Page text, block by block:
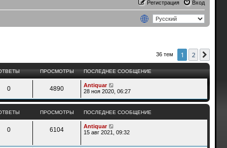
Вход
Регистрация
36 тем 1 2
ПРОСМОТРЫ ПОСЛЕДНЕЕ СООБЩЕНИЕ
0 4890
Antiquar
28 ноя 2020, 06:27
ПРОСМОТРЫ ПОСЛЕДНЕЕ СООБЩЕНИЕ
0 6104
Antiquar
15 авг 2021, 09:32